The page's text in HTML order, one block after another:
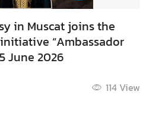
in Muscat joins the
“Ambassador
June 2026
114View